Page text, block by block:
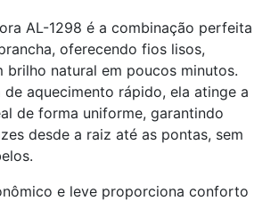
AL-1298 é a combinação perfeita
oferecendo fios lisos,
brilho natural em poucos minutos.
aquecimento rápido, ela atinge a
de forma uniforme, garantindo
desde a raiz até as pontas, sem
e leve proporciona conforto